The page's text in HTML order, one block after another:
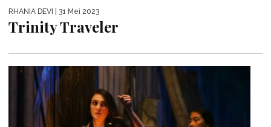
RHANIA DEVI | 31 Mei 2023
Trinity Traveler